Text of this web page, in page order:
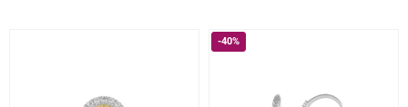
-40%